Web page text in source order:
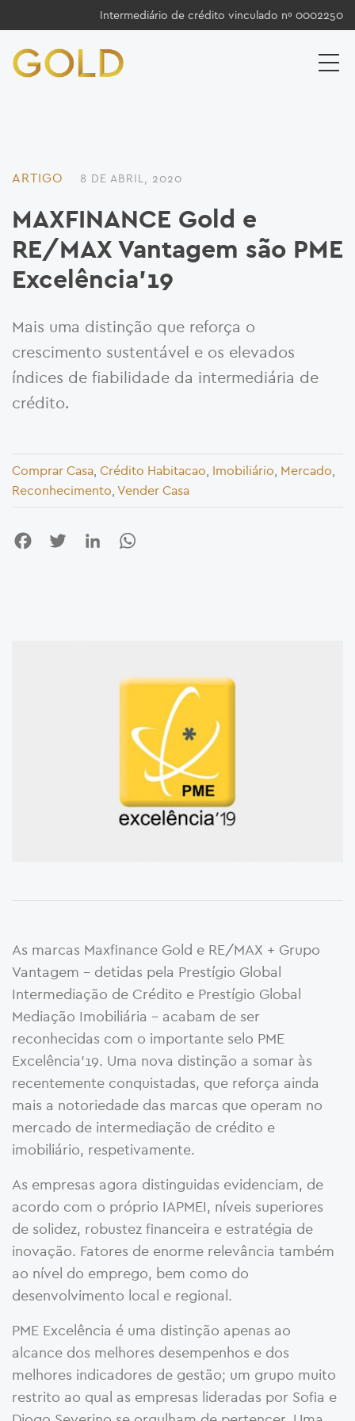
Intermediário de crédito vinculado nº 0002250
ARTIGO 8 DE ABRIL, 2020
MAXFINANCE Gold e
RE/MAX Vantagem são PME
Excelência’19
Mais uma distinção que reforça o
crescimento sustentável e os elevados
índices de fiabilidade da intermediária de
crédito.
Comprar Casa, Crédito Habitacao, Imobiliário, Mercado,
Reconhecimento, Vender Casa
FacebookTwitter LinkedIn
As marcas Maxfinance Gold e RE/MAX + Grupo
Vantagem – detidas pela Prestígio Global
Intermediação de Crédito e Prestígio Global
Mediação Imobiliária – acabam de ser
reconhecidas com o importante selo PME
Excelência’19. Uma nova distinção a somar às
recentemente conquistadas, que reforça ainda
mais a notoriedade das marcas que operam no
mercado de intermediação de crédito e
imobiliário, respetivamente.
As empresas agora distinguidas evidenciam, de
acordo com o próprio IAPMEI, níveis superiores
de solidez, robustez financeira e estratégia de
inovação. Fatores de enorme relevância também
ao nível do emprego, bem como do
desenvolvimento local e regional.
PME Excelência é uma distinção apenas ao
alcance dos melhores desempenhos e dos
melhores indicadores de gestão; um grupo muito
restrito ao qual as empresas lideradas por Sofia e